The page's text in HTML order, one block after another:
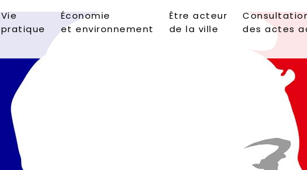
Vie
pratique
Économie
et environnement
Être acteur
de la ville
des actes